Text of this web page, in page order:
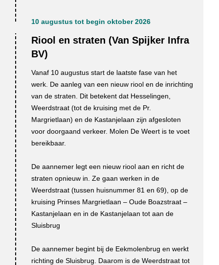
Riool en straten (Van Spijker Infra
BV)
10 augustus tot begin oktober 2026
Vanaf 10 augustus start de laatste fase van het
werk. De aanleg van een nieuw riool en de inrichting
van de straten. Dit betekent dat Hesselingen,
Weerdstraat (tot de kruising met de Pr.
Margrietlaan) en de Kastanjelaan zijn afgesloten
voor doorgaand verkeer. Molen De Weert is te voet
bereikbaar.
De aannemer legt een nieuw riool aan en richt de
straten opnieuw in. Ze gaan werken in de
Weerdstraat (tussen huisnummer 81 en 69), op de
kruising Prinses Margrietlaan – Oude Boazstraat –
Kastanjelaan en in de Kastanjelaan tot aan de
Sluisbrug
De aannemer begint bij de Eekmolenbrug en werkt
richting de Sluisbrug. Daarom is de Weerdstraat tot